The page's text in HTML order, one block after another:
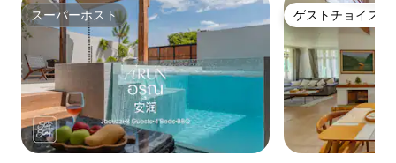
スーパーホスト
スーパーホスト ゲストチョイス
ゲストチョイス